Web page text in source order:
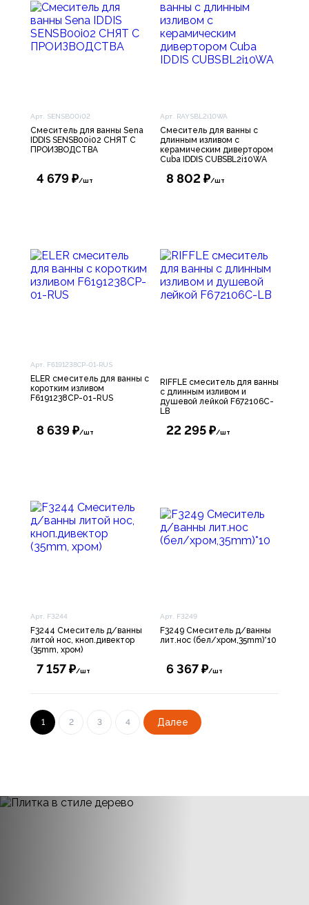
Арт. SENSB00i02
Смеситель для ванны Sena
IDDIS SENSB00i02 СНЯТ С
ПРОИЗВОДСТВА
4 679 ₽/шт
Арт. RAYSBL2i10WA
Смеситель для ванны с
длинным изливом с
керамическим дивертором
Cuba IDDIS CUBSBL2i10WA
8 802 ₽/шт
Арт. F6191238CP-01-RUS
ELER смеситель для ванны с
коротким изливом
F6191238CP-01-RUS
8 639 ₽/шт
RIFFLE смеситель для ванны
с длинным изливом и
душевой лейкой F672106C-
LB
22 295 ₽/шт
Арт. F3244
F3244 Смеситель д/ванны
литой нос, кноп.дивектор
(35mm, хром)
7 157 ₽/шт
Арт. F3249
F3249 Смеситель д/ванны
лит.нос (бел/хром,35mm)*10
6 367 ₽/шт
1 2 3 4 Далее